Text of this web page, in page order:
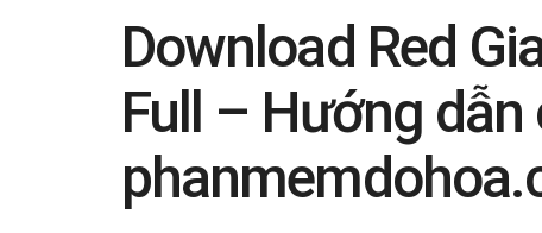
Download Red
Full – Hướng